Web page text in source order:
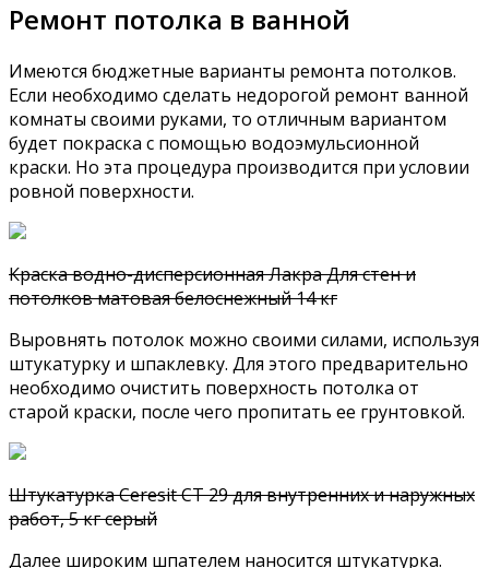
Ремонт потолка в ванной
Имеются бюджетные варианты ремонта потолков.
Если необходимо сделать недорогой ремонт ванной
комнаты своими руками, то отличным вариантом
будет покраска с помощью водоэмульсионной
краски. Но эта процедура производится при условии
ровной поверхности.
Краска водно-дисперсионная Лакра Для стен и
потолков матовая белоснежный 14 кг
Выровнять потолок можно своими силами, используя
штукатурку и шпаклевку. Для этого предварительно
необходимо очистить поверхность потолка от
старой краски, после чего пропитать ее грунтовкой.
Штукатурка Ceresit CT 29 для внутренних и наружных
работ, 5 кг серый
Далее широким шпателем наносится штукатурка.